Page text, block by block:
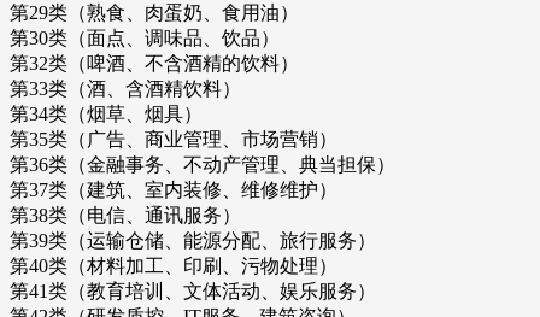
第29类（熟食、肉蛋奶、食用油）
第30类（面点、调味品、饮品）
第32类（啤酒、不含酒精的饮料）
第33类（酒、含酒精饮料）
第34类（烟草、烟具）
第35类（广告、商业管理、市场营销）
第36类（金融事务、不动产管理、典当担保）
第37类（建筑、室内装修、维修维护）
第38类（电信、通讯服务）
第39类（运输仓储、能源分配、旅行服务）
第40类（材料加工、印刷、污物处理）
第41类（教育培训、文体活动、娱乐服务）